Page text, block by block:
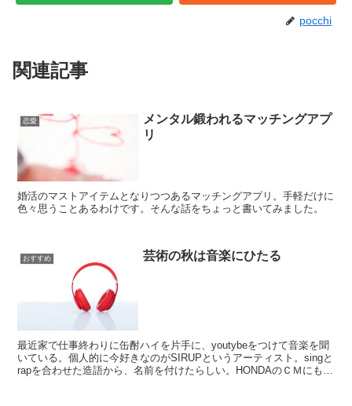
pocchi
関連記事
恋愛
メンタル鍛われるマッチングアプ
リ
婚活のマストアイテムとなりつつあるマッチングアプリ。手軽だけに
色々思うことあるわけです。そんな話をちょっと書いてみました。
おすすめ 芸術の秋は音楽にひたる
最近家で仕事終わりに缶酎ハイを片手に、youtybeをつけて音楽を聞
いている。個人的に今好きなのがSIRUPというアーティスト。singと
rapを合わせた造語から、名前を付けたらしい。HONDAのＣＭにも起